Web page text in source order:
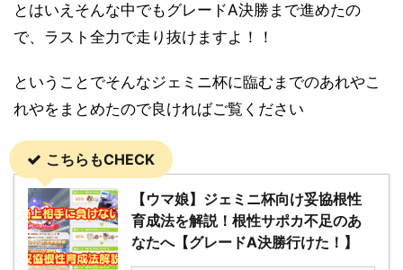
とはいえそんな中でもグレードA決勝まで進めたの
で、ラスト全力で走り抜けますよ！！
ということでそんなジェミニ杯に臨むまでのあれやこ
れやをまとめたので良ければご覧ください
こちらもCHECK
【ウマ娘】ジェミニ杯向け妥協根性
育成法を解説！根性サポカ不足のあ
なたへ【グレードA決勝行けた！】